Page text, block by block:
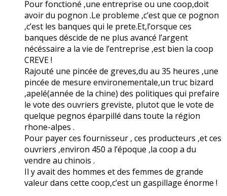
Pour fonctioné ,une entreprise ou une coop,doit
avoir du pognon .Le probleme ,c’est que ce pognon
,c’est les banques qui le prete.Et,l’orsque ces
banques déscide de ne plus avancé l’argent
nécéssaire a la vie de l’entreprise ,est bien la coop
CREVE !
Rajouté une pincée de greves,du au 35 heures ,une
pincée de mesure environementale,un truc bizard
,apelé(année de la chine) des politiques qui prefaire
le vote des ouvriers greviste, plutot que le vote de
quelque pegnos éparpillé dans toute la région
rhone-alpes .
Pour payer ces fournisseur , ces producteurs ,et ces
ouvriers ,environ 450 a l’époque ,la coop a du
vendre au chinois .
Il y avait des hommes et des femmes de grande
valeur dans cette coop,c’est un gaspillage énorme !